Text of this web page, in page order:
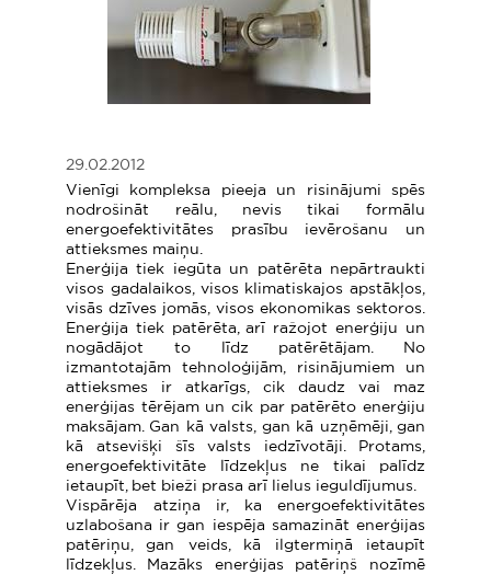
29.02.2012
Vienīgi kompleksa pieeja un risinājumi spēs
nodrošināt reālu, nevis tikai formālu
energoefektivitātes prasību ievērošanu un
attieksmes maiņu.
Enerģija tiek iegūta un patērēta nepārtraukti
visos gadalaikos, visos klimatiskajos apstākļos,
visās dzīves jomās, visos ekonomikas sektoros.
Enerģija tiek patērēta, arī ražojot enerģiju un
nogādājot to līdz patērētājam. No
izmantotajām tehnoloģijām, risinājumiem un
attieksmes ir atkarīgs, cik daudz vai maz
enerģijas tērējam un cik par patērēto enerģiju
maksājam. Gan kā valsts, gan kā uzņēmēji, gan
kā atsevišķi šīs valsts iedzīvotāji. Protams,
energoefektivitāte līdzekļus ne tikai palīdz
ietaupīt, bet bieži prasa arī lielus ieguldījumus.
Vispārēja atziņa ir, ka energoefektivitātes
uzlabošana ir gan iespēja samazināt enerģijas
patēriņu, gan veids, kā ilgtermiņā ietaupīt
līdzekļus. Mazāks enerģijas patēriņš nozīmē